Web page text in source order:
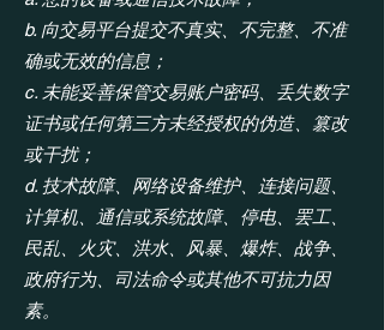
b. 向交易平台提交不真实、不完整、不准
确或无效的信息；
c. 未能妥善保管交易账户密码、丢失数字
证书或任何第三方未经授权的伪造、篡改
或干扰；
d. 技术故障、网络设备维护、连接问题、
计算机、通信或系统故障、停电、罢工、
民乱、火灾、洪水、风暴、爆炸、战争、
政府行为、司法命令或其他不可抗力因
素。